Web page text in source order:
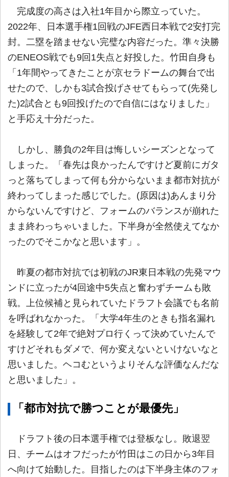
完成度の高さは入社1年目から際立っていた。
2022年、日本選手権1回戦のJFE西日本戦で2安打完
封。二塁を踏ませない完璧な内容だった。準々決勝
のENEOS戦でも9回1失点と好投した。竹田自身も
「1年間やってきたことが京セラドームの舞台で出
せたので、しかも3試合投げさせてもらって(先発し
た)2試合とも9回投げたので自信にはなりました」
と手応え十分だった。
しかし、勝負の2年目は悔しいシーズンとなって
しまった。「春先は良かったんですけど夏前にガタ
っと落ちてしまって何も分からないまま都市対抗が
終わってしまった感じでした。(原因は)あんまり分
からないんですけど、フォームのバランスが崩れた
まま終わっちゃいました。下半身が全然使えてなか
ったのでそこかなと思います」。
昨夏の都市対抗では初戦のJR東日本戦の先発マウ
ンドに立ったが4回途中5失点と奮わずチームも敗
戦。上位候補と見られていたドラフト会議でも名前
を呼ばれなかった。「大学4年生のときも指名漏れ
を経験して2年で絶対プロ行くって決めていたんで
すけどそれもダメで、何か変えないといけないなと
思いました。ヘコむというよりそんな評価なんだな
と思いました」。
「都市対抗で勝つことが最優先」
ドラフト後の日本選手権では登板なし。敗退翌
日、チームはオフだったが竹田はこの日から3年目
へ向けて始動した。目指したのは下半身主体のフォ